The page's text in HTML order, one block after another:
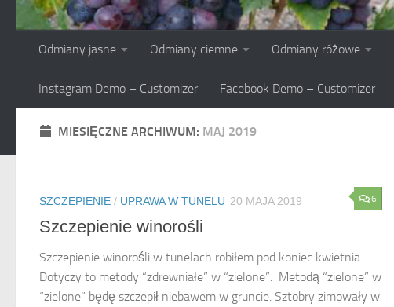
Odmiany jasne Odmiany ciemne Odmiany różowe
Instagram Demo – Customizer Facebook Demo – Customizer
MIESIĘCZNE ARCHIWUM: MAJ 2019
6
SZCZEPIENIE / UPRAWA W TUNELU 20 MAJA 2019
Szczepienie winorośli
Szczepienie winorośli w tunelach robiłem pod koniec kwietnia.
Dotyczy to metody “zdrewniałe” w “zielone”. Metodą “zielone” w
“zielone” będę szczepił niebawem w gruncie. Sztobry zimowały w